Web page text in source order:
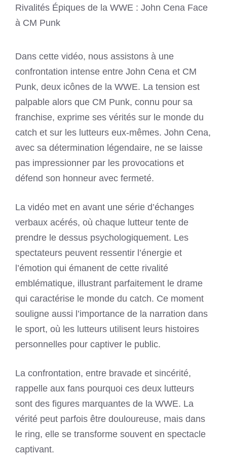
Rivalités Épiques de la WWE : John Cena Face
à CM Punk
Dans cette vidéo, nous assistons à une
confrontation intense entre John Cena et CM
Punk, deux icônes de la WWE. La tension est
palpable alors que CM Punk, connu pour sa
franchise, exprime ses vérités sur le monde du
catch et sur les lutteurs eux-mêmes. John Cena,
avec sa détermination légendaire, ne se laisse
pas impressionner par les provocations et
défend son honneur avec fermeté.
La vidéo met en avant une série d’échanges
verbaux acérés, où chaque lutteur tente de
prendre le dessus psychologiquement. Les
spectateurs peuvent ressentir l’énergie et
l’émotion qui émanent de cette rivalité
emblématique, illustrant parfaitement le drame
qui caractérise le monde du catch. Ce moment
souligne aussi l’importance de la narration dans
le sport, où les lutteurs utilisent leurs histoires
personnelles pour captiver le public.
La confrontation, entre bravade et sincérité,
rappelle aux fans pourquoi ces deux lutteurs
sont des figures marquantes de la WWE. La
vérité peut parfois être douloureuse, mais dans
le ring, elle se transforme souvent en spectacle
captivant.